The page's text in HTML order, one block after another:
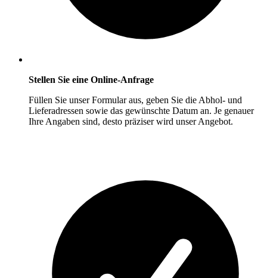
Stellen Sie eine Online-Anfrage
Füllen Sie unser Formular aus, geben Sie die Abhol- und
Lieferadressen sowie das gewünschte Datum an. Je genauer
Ihre Angaben sind, desto präziser wird unser Angebot.